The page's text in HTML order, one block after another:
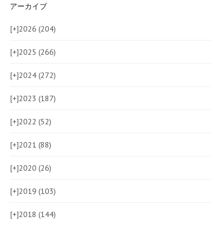
アーカイブ
[+]2026 (204)
[+]2025 (266)
[+]2024 (272)
[+]2023 (187)
[+]2022 (52)
[+]2021 (88)
[+]2020 (26)
[+]2019 (103)
[+]2018 (144)